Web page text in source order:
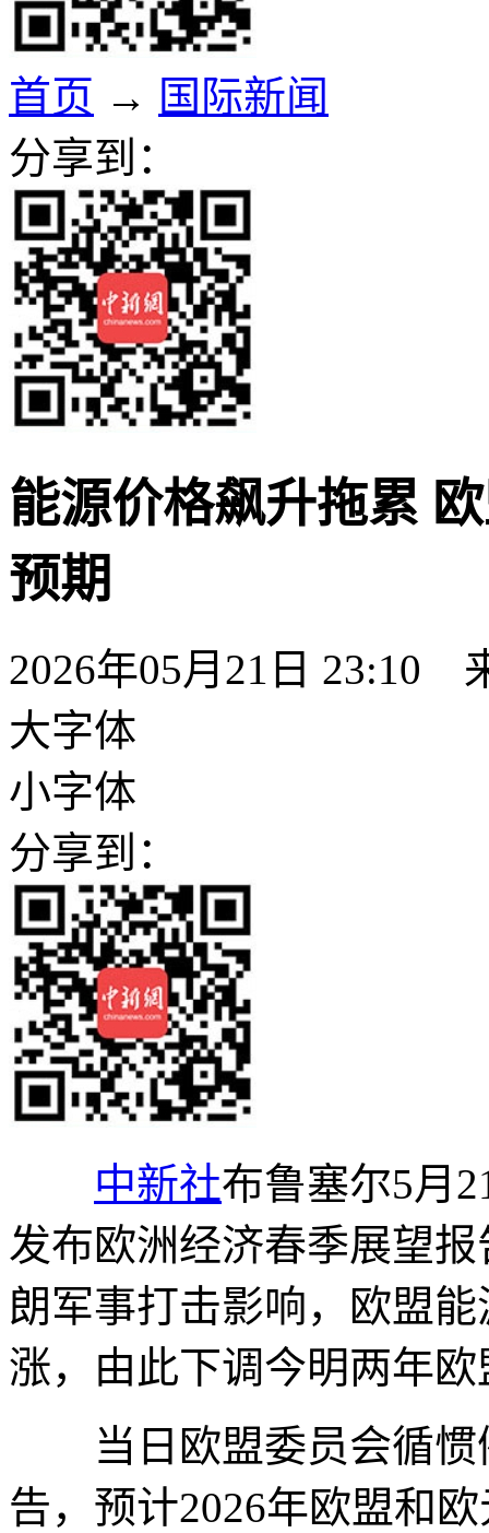
首页 → 国际新闻
分享到：
能源价格飙升拖累
预期
2026年05月21日 23:10
大字体
小字体
分享到：
中新社布鲁塞尔5月
发布欧洲经济春季展望
朗军事打击影响，欧盟
涨，由此下调今明两年
当日欧盟委员会循惯
告，预计2026年欧盟和